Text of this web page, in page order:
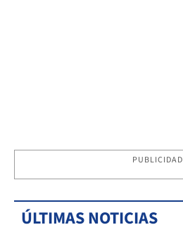
PUBLICIDAD
ÚLTIMAS NOTICIAS